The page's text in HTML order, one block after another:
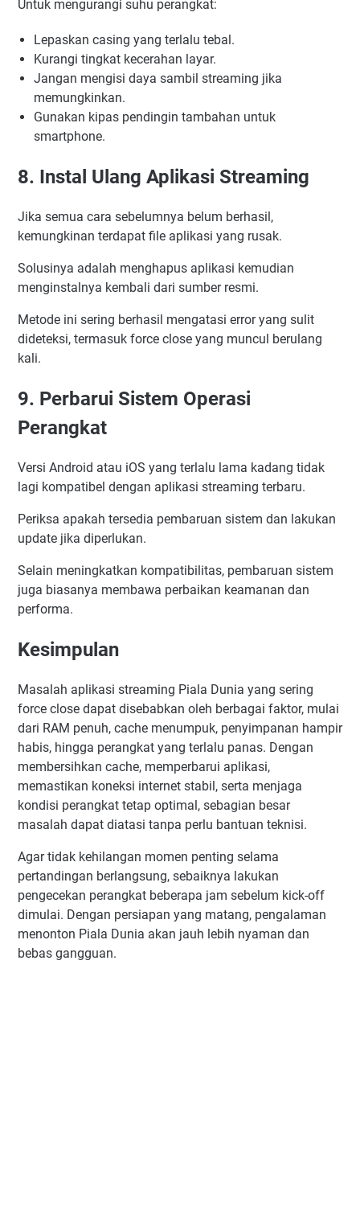
Untuk mengurangi suhu perangkat:
Lepaskan casing yang terlalu tebal.
Kurangi tingkat kecerahan layar.
Jangan mengisi daya sambil streaming jika
memungkinkan.
Gunakan kipas pendingin tambahan untuk
smartphone.
8. Instal Ulang Aplikasi Streaming
Jika semua cara sebelumnya belum berhasil,
kemungkinan terdapat file aplikasi yang rusak.
Solusinya adalah menghapus aplikasi kemudian
menginstalnya kembali dari sumber resmi.
Metode ini sering berhasil mengatasi error yang sulit
dideteksi, termasuk force close yang muncul berulang
kali.
9. Perbarui Sistem Operasi
Perangkat
Versi Android atau iOS yang terlalu lama kadang tidak
lagi kompatibel dengan aplikasi streaming terbaru.
Periksa apakah tersedia pembaruan sistem dan lakukan
update jika diperlukan.
Selain meningkatkan kompatibilitas, pembaruan sistem
juga biasanya membawa perbaikan keamanan dan
performa.
Kesimpulan
Masalah aplikasi streaming Piala Dunia yang sering
force close dapat disebabkan oleh berbagai faktor, mulai
dari RAM penuh, cache menumpuk, penyimpanan hampir
habis, hingga perangkat yang terlalu panas. Dengan
membersihkan cache, memperbarui aplikasi,
memastikan koneksi internet stabil, serta menjaga
kondisi perangkat tetap optimal, sebagian besar
masalah dapat diatasi tanpa perlu bantuan teknisi.
Agar tidak kehilangan momen penting selama
pertandingan berlangsung, sebaiknya lakukan
pengecekan perangkat beberapa jam sebelum kick-off
dimulai. Dengan persiapan yang matang, pengalaman
menonton Piala Dunia akan jauh lebih nyaman dan
bebas gangguan.